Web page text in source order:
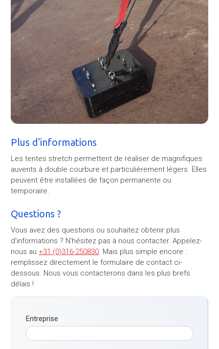
Plus d'informations
Les tentes stretch permettent de réaliser de magnifiques
auvents à double courbure et particulièrement légers. Elles
peuvent être installées de façon permanente ou
temporaire.
Questions ?
Vous avez des questions ou souhaitez obtenir plus
d'informations ? N'hésitez pas à nous contacter. Appelez-
nous au +31 (0)316-250830. Mais plus simple encore :
remplissez directement le formulaire de contact ci-
dessous. Nous vous contacterons dans les plus brefs
délais !
Entreprise